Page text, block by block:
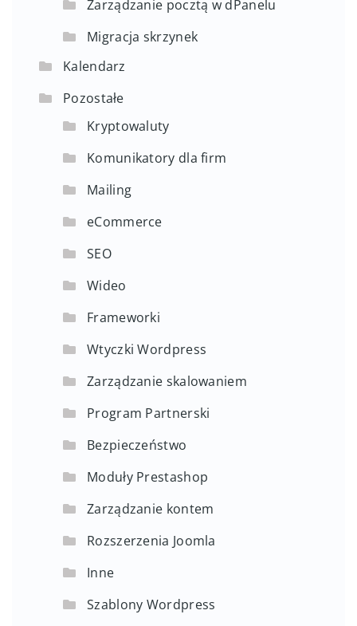
Zarządzanie pocztą w dPanelu
Migracja skrzynek
Kalendarz
Pozostałe
Kryptowaluty
Komunikatory dla firm
Mailing
eCommerce
SEO
Wideo
Frameworki
Wtyczki Wordpress
Zarządzanie skalowaniem
Program Partnerski
Bezpieczeństwo
Moduły Prestashop
Zarządzanie kontem
Rozszerzenia Joomla
Inne
Szablony Wordpress